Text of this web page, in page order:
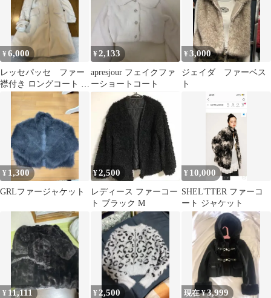
¥6,000
レッセパッセ ファー
襟付き ロングコート ア
イボリー
¥2,133
apresjour フェイクファ
ーショートコート
¥3,000
ジェイダ ファーベス
ト
¥ 1,300
GRLファージャケット
¥2,500
レディース ファーコー
ト ブラック M
¥ 10,000
SHEL'TTER ファーコ
ート ジャケット
¥ 11,111 ¥ 2,500 現在 ¥3,999